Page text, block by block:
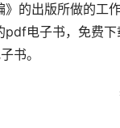
的出版所做的工
pdf电子书，免费
书。